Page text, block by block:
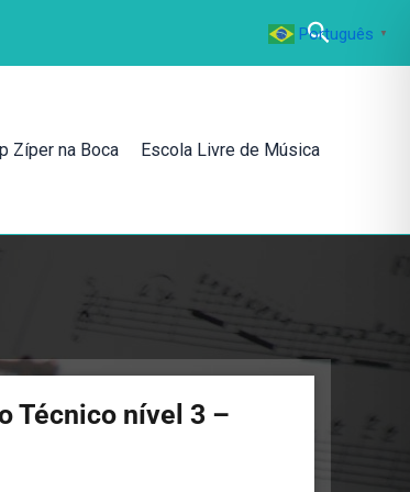
Zíper na Boca Escola Livre de Música
Técnico nível 3 –
Português ▼